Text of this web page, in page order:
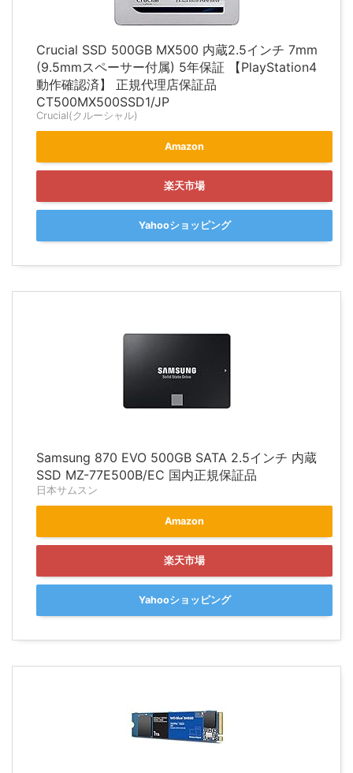
Crucial SSD 500GB MX500 内蔵2.5インチ 7mm
(9.5mmスペーサー付属) 5年保証 【PlayStation4
動作確認済】 正規代理店保証品
CT500MX500SSD1/JP
Crucial(クルーシャル)
Amazon
楽天市場
Yahooショッピング
Samsung 870 EVO 500GB SATA 2.5インチ 内蔵
SSD MZ-77E500B/EC 国内正規保証品
日本サムスン
Amazon
楽天市場
Yahooショッピング